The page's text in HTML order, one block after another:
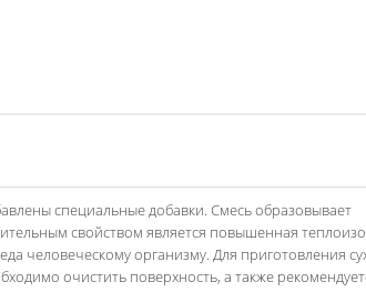
специальные добавки. Смесь образовывает
свойством является повышенная
человеческому организму. Для приготовления
очистить поверхность, а также